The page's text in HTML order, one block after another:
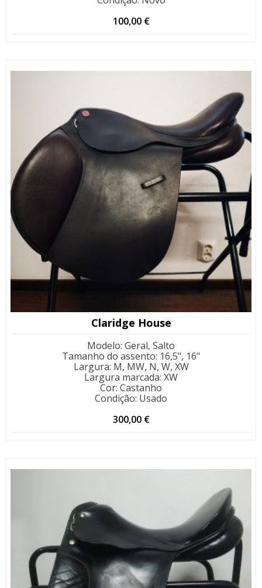
100,00 €
Claridge House
Modelo: Geral, Salto
Tamanho do assento: 16,5", 16"
Largura: M, MW, N, W, XW
Largura marcada: XW
Cor: Castanho
Condição: Usado
300,00 €